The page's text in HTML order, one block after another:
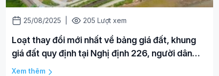
25/08/2025 205 Lượt xem
Loạt thay đổi mới nhất về bảng giá đất, khung
giá đất quy định tại Nghị định 226, người dân
cần nắm rõ
Xem thêm